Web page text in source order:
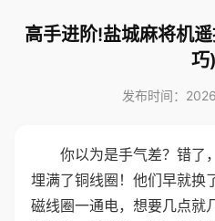
高手进阶!盐城麻将机
巧)
发布时间：
你以为是手气差？错了
埋满了铜线圈！他们早就换
磁线圈一通电，想要几点就